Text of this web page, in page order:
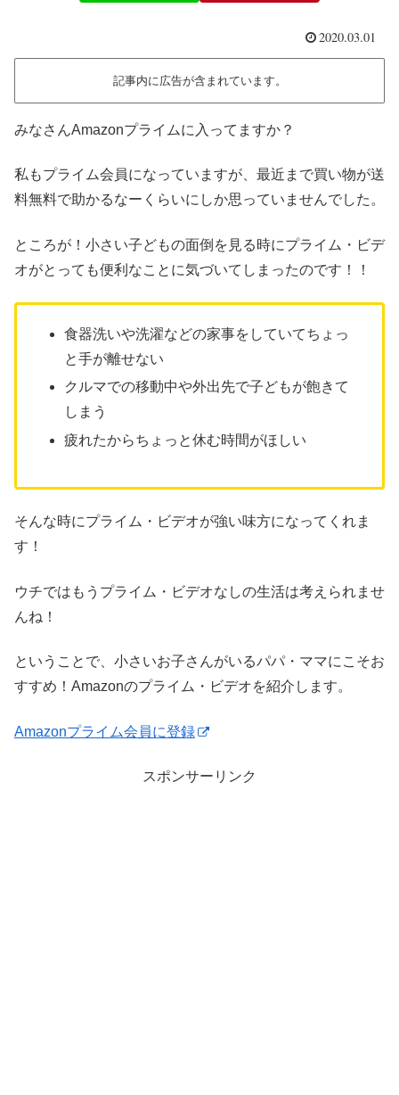
2020.03.01
記事内に広告が含まれています。
みなさんAmazonプライムに入ってますか？
私もプライム会員になっていますが、最近まで買い物が送
料無料で助かるなーくらいにしか思っていませんでした。
ところが！小さい子どもの面倒を見る時にプライム・ビデ
オがとっても便利なことに気づいてしまったのです！！
食器洗いや洗濯などの家事をしていてちょっ
と手が離せない
クルマでの移動中や外出先で子どもが飽きて
しまう
疲れたからちょっと休む時間がほしい
そんな時にプライム・ビデオが強い味方になってくれま
す！
ウチではもうプライム・ビデオなしの生活は考えられませ
んね！
ということで、小さいお子さんがいるパパ・ママにこそお
すすめ！Amazonのプライム・ビデオを紹介します。
Amazonプライム会員に登録
スポンサーリンク